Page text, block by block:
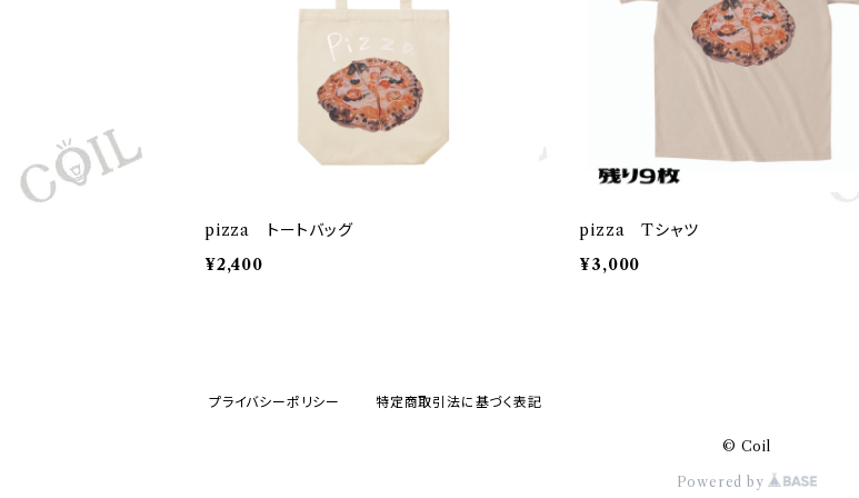
pizza トートバッグ
¥2,400
pizza Tシャツ
¥3,000
プライバシーポリシー 特定商取引法に基づく表記
© Coil
Powered by